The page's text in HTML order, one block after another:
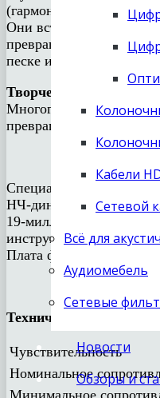
Кабели
Сетевой
Всё для
Аудиомебель
Сетевые
Новости
Обзоры и
(гармония
Они встретились в
превращения предмета
песке или звуковой
Творческий процесс
Многогранный корпус
превращается в
Специально для этой
НЧ-динамик диаметром
19-миллиметровый
инструментов,
Плата фильтра ВЧ
Технические
Чувствительность
Номинальное
Минимальное